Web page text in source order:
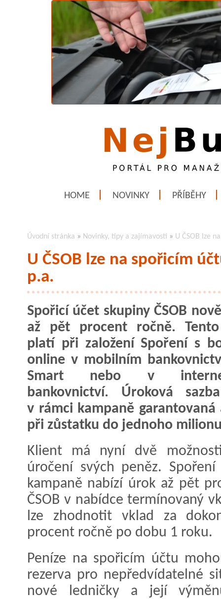
HOME NOVINKY PŘÍBĚHY
Úvodní stránka » Novinky, tipy a zajímavosti » U ČSOB lze
U ČSOB lze na spořicím
p.a.
Spořicí účet skupiny ČSOB
až pět procent ročně.
platí při založení Spoření s
online v mobilním
Smart nebo v
bankovnictví. Úroková
v rámci kampaně
při zůstatku do jednoho
Klient má nyní dvě
úročení svých peněz.
kampaně nabízí úrok až pět
ČSOB v nabídce termínovaný
lze zhodnotit vklad za
procent ročně po dobu 1 roku.
Peníze na spořicím účtu
rezerva pro nepředvídatelné
nové ledničky a její